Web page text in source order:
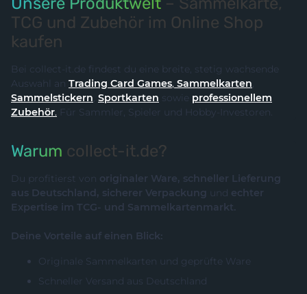
TCG und Zubehör im Online Shop
kaufen
Bei collect-it.de findest du eine breite, stetig wachsende
Auswahl an
Trading Card Games, Sammelkarten,
Sammelstickern, Sportkarten sowie professionellem
Zubehör. Für Sammler, Spieler und Hobby-Investoren.
Warum collect-it.de?
Du profitierst von originaler Ware, schneller Lieferung
aus Deutschland, sicherer Verpackung und echter
Expertise im TCG- und Sammelkartenmarkt.
Deine Vorteile auf einen Blick:
Originale Sammelkarten und geprüfte Ware
Schneller Versand aus Deutschland